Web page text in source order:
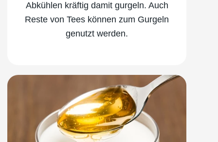
Abkühlen kräftig damit gurgeln. Auch
Reste von Tees können zum Gurgeln
genutzt werden.